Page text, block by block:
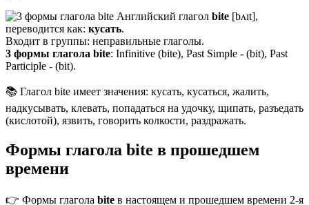
Английский глагол bite [bʌɪt],
переводится как: кусать.
Входит в группы: неправильные глаголы.
3 формы глагола bite: Infinitive (bite), Past Simple - (bit), Past
Participle - (bit).
📚 Глагол bite имеет значения: кусать, кусаться, жалить,
надкусывать, клевать, попадаться на удочку, щипать, разъедать
(кислотой), язвить, говорить колкости, раздражать.
Формы глагола bite в прошедшем
времени
👉 Формы глагола bite в настоящем и прошедшем времени 2-я